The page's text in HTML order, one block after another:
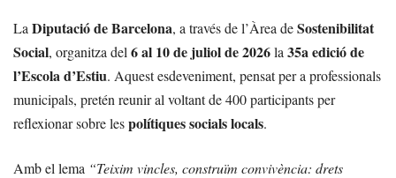
La Diputació de Barcelona, a través de l’Àrea deSostenibilitat
Social, organitza del 6 al 10 de juliol de 2026la 35a edició de
l’Escola d’Estiu. Aquest esdeveniment, pensat per a professionals
municipals, pretén reunir al voltant de 400 participants per
reflexionar sobre lespolítiques socials locals.
Amb el lema “Teixim vincles, construïm convivència: drets